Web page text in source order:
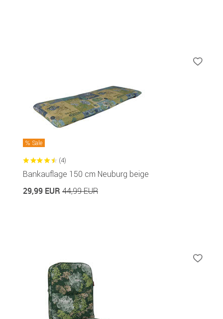
Sale
(4)
Bankauflage 150 cm Neuburg beige
29,99 EUR 44,99 EUR